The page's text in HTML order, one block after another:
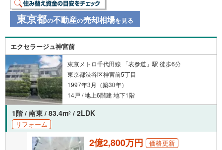
東京都の不動産の売却相場を見る
エクセラージュ神宮前
東京メトロ千代田線 「表参道」駅 徒歩6分
東京都渋谷区神宮前5丁目
1997年3月（築30年）
14戸 / 地上6階建 地下1階
1階 / 南東 / 83.4m2 / 2LDK
リフォーム
2億2,800万円 価格更新